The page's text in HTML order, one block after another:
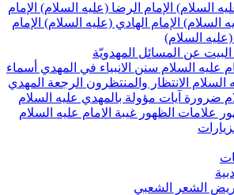
الرضا (عليه السلام) الإمام
الهادي (عليه السلام) الإمام
المهدويّة
سنن الانبياء في المهديأسماء
والمنتظرونالرجعةالمهدي
مؤولة بالمهدي عليه السلام
غيبة الامام عليه السلام